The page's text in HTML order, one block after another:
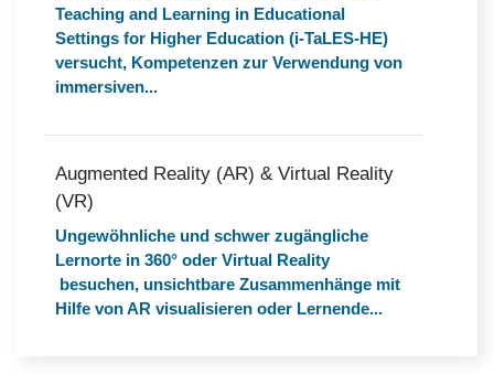
Teaching and Learning in Educational
Settings for Higher Education (i-TaLES-HE)
versucht, Kompetenzen zur Verwendung von
immersiven...
Augmented Reality (AR) & Virtual Reality
(VR)
Ungewöhnliche und schwer zugängliche
Lernorte in 360° oder Virtual Reality
besuchen, unsichtbare Zusammenhänge mit
Hilfe von AR visualisieren oder Lernende...